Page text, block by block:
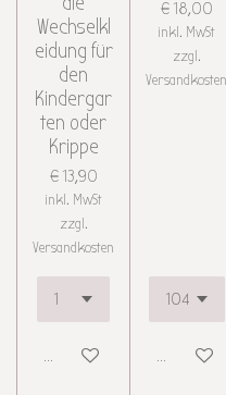
Wechselkl
eidung für
den
Kindergar
ten oder
Krippe
€ 13,90
inkl. MwSt
zzgl.
Versandkosten
Details anzeigen
€ 18,00
inkl. MwSt
zzgl.
Versandkosten
Details